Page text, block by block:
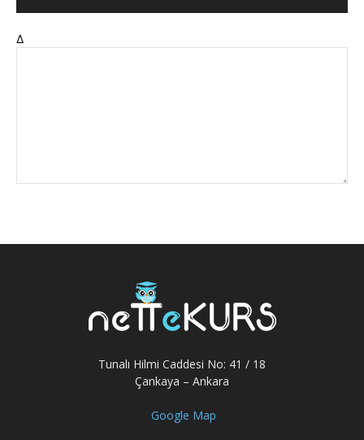
Δ
Tunalı Hilmi Caddesi No: 41 / 18
Çankaya – Ankara
Google Map